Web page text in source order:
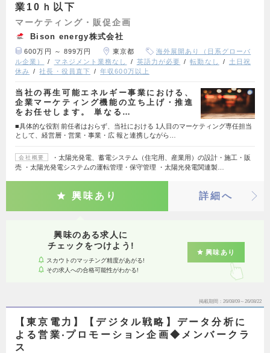
業10ｈ以下
マーケティング・販促企画
Bison energy株式会社
600万円 ～ 899万円 東京都
海外展開あり（日系グローバ
ル企業）
マネジメント業務なし 英語力が必要 転勤なし
土日祝
休み
社長・役員直下 年収600万以上
当社の再生可能エネルギー事業における、
企業マーケティング機能の立ち上げ・推進
をお任せします。 単なる…
■具体的な役割 前任者はおらず、当社における 1人目のマーケティング専任担当
として、経営層・営業・事業・広 報と連携しながら…
会社概要
・太陽光発電、蓄電システム（住宅用、産業用）の設計・施工・販
売 ・太陽光発電システムの運転管理・保守管理 ・太陽光発電関連製…
興味あり 詳細へ
興味のある求人に
チェックをつけよう!
スカウトのマッチング精度があがる!
その求人への合格可能性がわかる!
興味あり
掲載期間 26/08/09～26/08/22
【東京電力】【デジタル戦略】データ分析に
よる営業‧プロモーション企画◆メンバークラ
ス